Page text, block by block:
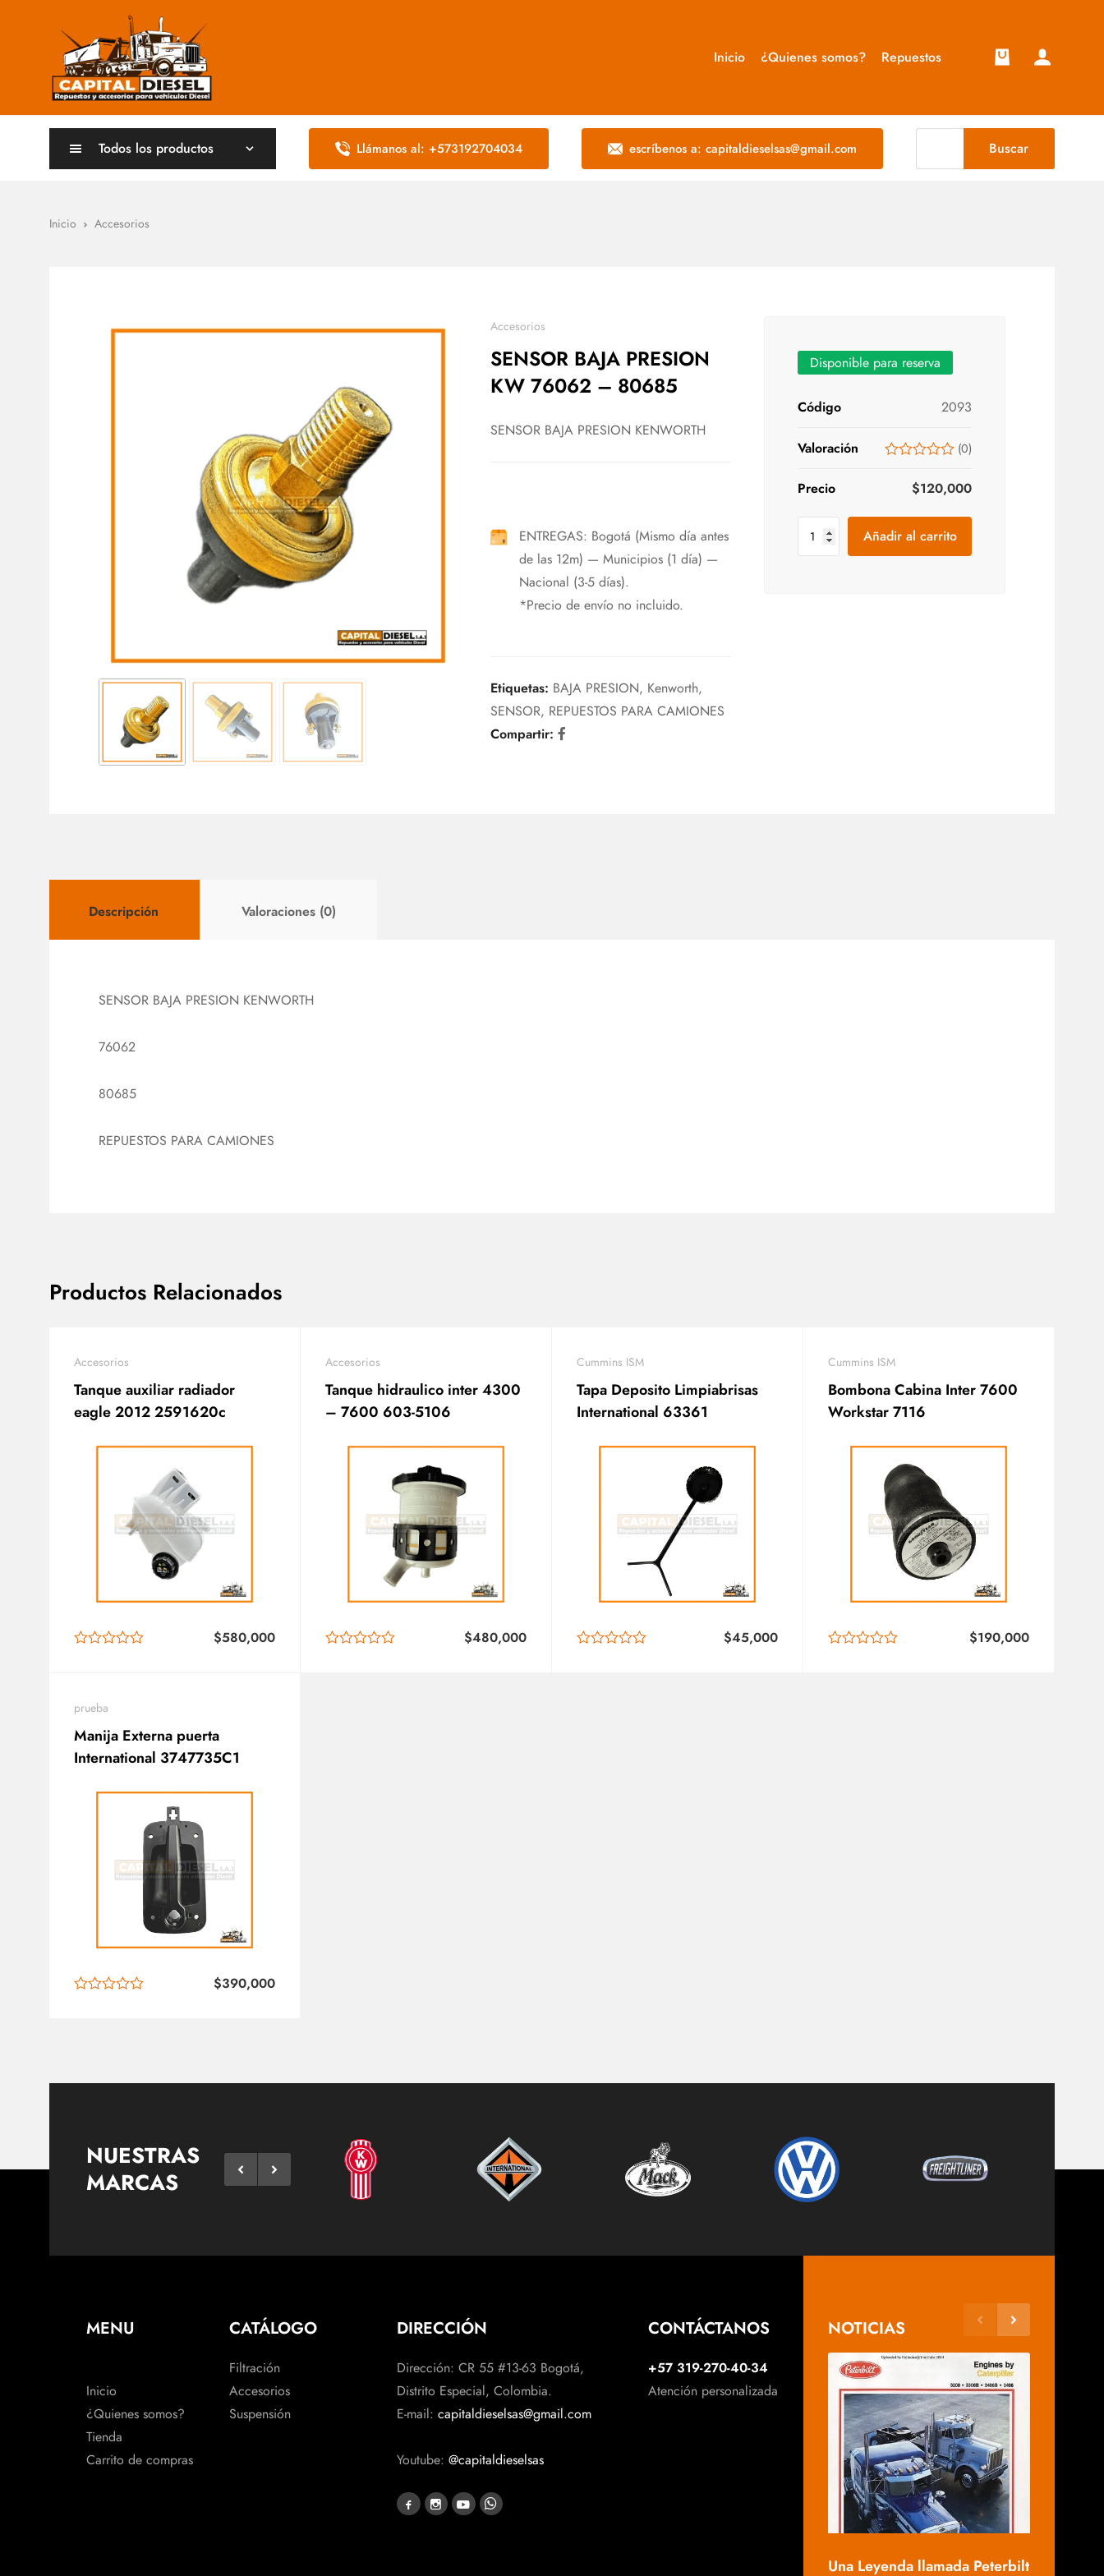
Inicio ¿Quienes somos? Repuestos
Todos los productos Llámanos al: +573192704034 escríbenos a: capitaldieselsas@gmail.com Buscar
Inicio Accesorios
Accesorios
SENSOR BAJA PRESION
KW 76062 – 80685
SENSOR BAJA PRESION KENWORTH
ENTREGAS: Bogotá (Mismo día antes
de las 12m) — Municipios (1 día) —
Nacional (3-5 días).
*Precio de envío no incluido.
Etiquetas: BAJA PRESION, Kenworth,
SENSOR, REPUESTOS PARA CAMIONES
Compartir:
Disponible para reserva
Código 2093
Valoración (0)
Precio $120,000
Añadir al carrito
Descripción Valoraciones (0)
SENSOR BAJA PRESION KENWORTH
76062
80685
REPUESTOS PARA CAMIONES
Productos Relacionados
Accesorios
Tanque auxiliar radiador
eagle 2012 2591620c
$580,000
Accesorios
Tanque hidraulico inter 4300
– 7600 603-5106
$480,000
Cummins ISM
Tapa Deposito Limpiabrisas
International 63361
$45,000
Cummins ISM
Bombona Cabina Inter 7600
Workstar 7116
$190,000
prueba
Manija Externa puerta
International 3747735C1
$390,000
NUESTRAS
MARCAS
MENU
Inicio
¿Quienes somos?
Tienda
Carrito de compras
CATÁLOGO
Filtración
Accesorios
Suspensión
DIRECCIÓN
Dirección: CR 55 #13-63 Bogotá,
Distrito Especial, Colombia.
E-mail: capitaldieselsas@gmail.com
Youtube: @capitaldieselsas
CONTÁCTANOS
+57 319-270-40-34
Atención personalizada
NOTICIAS
Una Leyenda llamada Peterbilt